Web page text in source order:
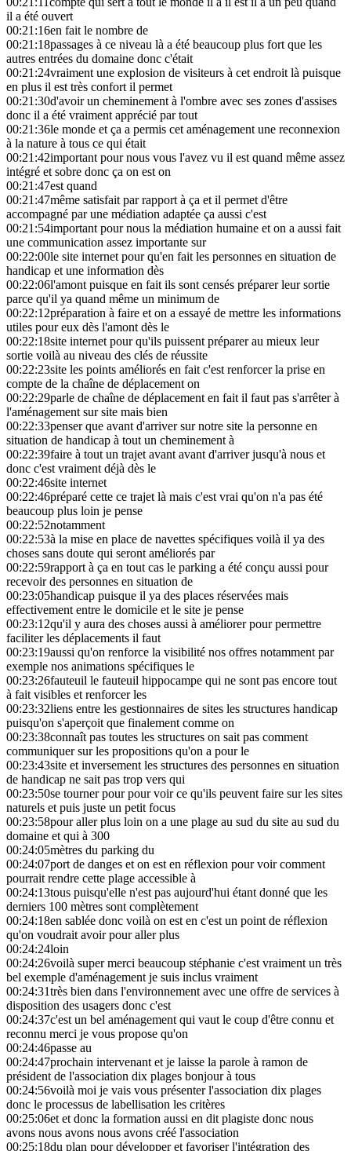
il a été ouvert
00:21:16en fait le nombre de
00:21:18passages à ce niveau là a été beaucoup plus fort que les
autres entrées du domaine donc c'était
00:21:24vraiment une explosion de visiteurs à cet endroit là puisque
en plus il est très confort il permet
00:21:30d'avoir un cheminement à l'ombre avec ses zones d'assises
donc il a été vraiment apprécié par tout
00:21:36le monde et ça a permis cet aménagement une reconnexion
à la nature à tous ce qui était
00:21:42important pour nous vous l'avez vu il est quand même assez
intégré et sobre donc ça on est on
00:21:47est quand
00:21:47même satisfait par rapport à ça et il permet d'être
accompagné par une médiation adaptée ça aussi c'est
00:21:54important pour nous la médiation humaine et on a aussi fait
une communication assez importante sur
00:22:00le site internet pour qu'en fait les personnes en situation de
handicap et une information dès
00:22:06l'amont puisque en fait ils sont censés préparer leur sortie
parce qu'il ya quand même un minimum de
00:22:12préparation à faire et on a essayé de mettre les informations
utiles pour eux dès l'amont dès le
00:22:18site internet pour qu'ils puissent préparer au mieux leur
sortie voilà au niveau des clés de réussite
00:22:23site les points améliorés en fait c'est renforcer la prise en
compte de la chaîne de déplacement on
00:22:29parle de chaîne de déplacement en fait il faut pas s'arrêter à
l'aménagement sur site mais bien
00:22:33penser que avant d'arriver sur notre site la personne en
situation de handicap à tout un cheminement à
00:22:39faire à tout un trajet avant avant d'arriver jusqu'à nous et
donc c'est vraiment déjà dès le
00:22:46site internet
00:22:46préparé cette ce trajet là mais c'est vrai qu'on n'a pas été
beaucoup plus loin je pense
00:22:52notamment
00:22:53à la mise en place de navettes spécifiques voilà il ya des
choses sans doute qui seront améliorés par
00:22:59rapport à ça en tout cas le parking a été conçu aussi pour
recevoir des personnes en situation de
00:23:05handicap puisque il ya des places réservées mais
effectivement entre le domicile et le site je pense
00:23:12qu'il y aura des choses aussi à améliorer pour permettre
faciliter les déplacements il faut
00:23:19aussi qu'on renforce la visibilité nos offres notamment par
exemple nos animations spécifiques le
00:23:26fauteuil le fauteuil hippocampe qui ne sont pas encore tout
à fait visibles et renforcer les
00:23:32liens entre les gestionnaires de sites les structures handicap
puisqu'on s'aperçoit que finalement comme on
00:23:38connaît pas toutes les structures on sait pas comment
communiquer sur les propositions qu'on a pour le
00:23:43site et inversement les structures des personnes en situation
de handicap ne sait pas trop vers qui
00:23:50se tourner pour pour voir ce qu'ils peuvent faire sur les sites
naturels et puis juste un petit focus
00:23:58pour aller plus loin on a une plage au sud du site au sud du
domaine et qui à 300
00:24:05mètres du parking du
00:24:07port de danges et on est en réflexion pour voir comment
pourrait rendre cette plage accessible à
00:24:13tous puisqu'elle n'est pas aujourd'hui étant donné que les
derniers 100 mètres sont complètement
00:24:18en sablée donc voilà on est en c'est un point de réflexion
qu'on voudrait avoir pour aller plus
00:24:24loin
00:24:26voilà super merci beaucoup stéphanie c'est vraiment un très
bel exemple d'aménagement je suis inclus vraiment
00:24:31très bien dans l'environnement avec une offre de services à
disposition des usagers donc c'est
00:24:37c'est un bel aménagement qui vaut le coup d'être connu et
reconnu merci je vous propose qu'on
00:24:46passe au
00:24:47prochain intervenant et je laisse la parole à ramon de
président de l'association dix plages bonjour à tous
00:24:56voilà moi je vais vous présenter l'association dix plages
donc le processus de labellisation les critères
00:25:06et et donc la formation aussi en dit plagiste donc nous
avons nous avons nous avons créé l'association
00:25:18du plan pour développer et favoriser l'intégration des